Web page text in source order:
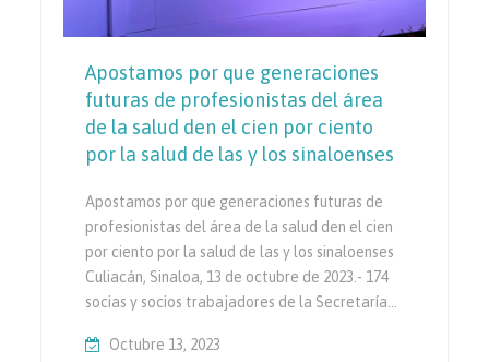
Apostamos por que generaciones
futuras de profesionistas del área
de la salud den el cien por ciento
por la salud de las y los sinaloenses
Apostamos por que generaciones futuras de
profesionistas del área de la salud den el cien
por ciento por la salud de las y los sinaloenses
Culiacán, Sinaloa, 13 de octubre de 2023.- 174
socias y socios trabajadores de la Secretaría…
Octubre 13, 2023